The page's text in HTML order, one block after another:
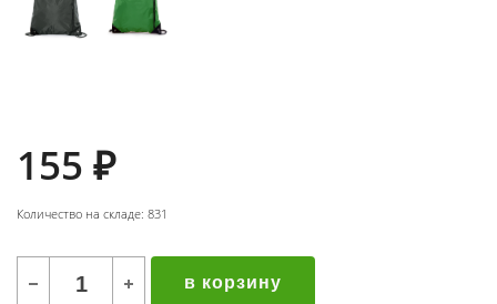
155 ₽
Количество на складе: 831
в корзину